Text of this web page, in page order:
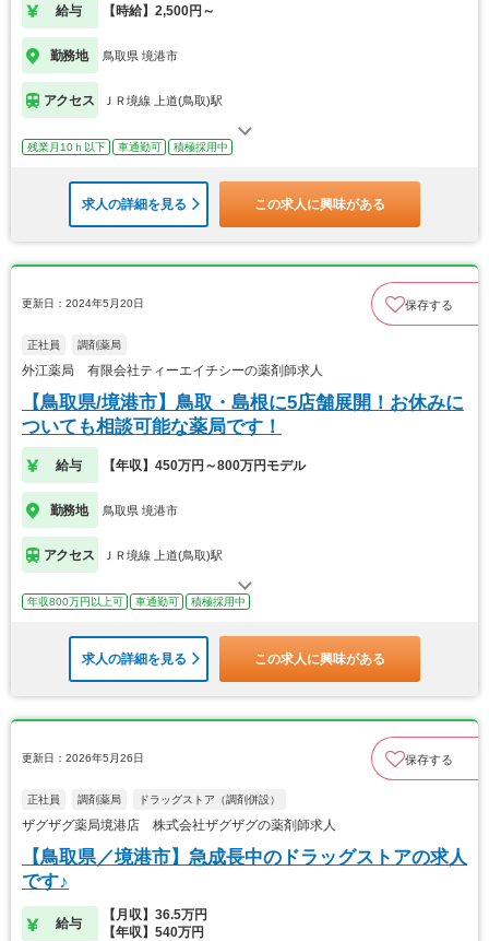
給与 【時給】2,500円～
勤務地 鳥取県 境港市
アクセス ＪＲ境線 上道(鳥取)駅
残業月10ｈ以下 車通勤可 積極採用中
求人の詳細を見る この求人に興味がある
更新日：2024年5月20日 保存する
正社員 調剤薬局
外江薬局 有限会社ティーエイチシーの薬剤師求人
【鳥取県/境港市】鳥取・島根に5店舗展開！お休みに
ついても相談可能な薬局です！
給与 【年収】450万円～800万円モデル
勤務地 鳥取県 境港市
アクセス ＪＲ境線 上道(鳥取)駅
年収800万円以上可 車通勤可 積極採用中
求人の詳細を見る この求人に興味がある
更新日：2026年5月26日 保存する
正社員 調剤薬局 ドラッグストア（調剤併設）
ザグザグ薬局境港店 株式会社ザグザグの薬剤師求人
【鳥取県／境港市】急成長中のドラッグストアの求人
です♪
給与
【月収】36.5万円
【年収】540万円